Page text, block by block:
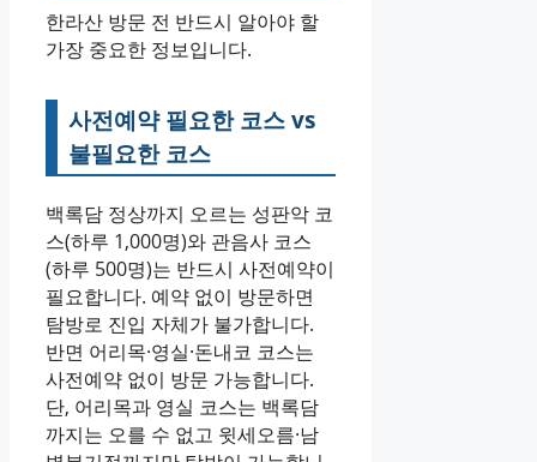
한라산 방문 전 반드시 알아야 할
가장 중요한 정보입니다.
사전예약 필요한 코스 vs
불필요한 코스
백록담 정상까지 오르는 성판악 코
스(하루 1,000명)와 관음사 코스
(하루 500명)는 반드시 사전예약이
필요합니다. 예약 없이 방문하면
탐방로 진입 자체가 불가합니다.
반면 어리목·영실·돈내코 코스는
사전예약 없이 방문 가능합니다.
단, 어리목과 영실 코스는 백록담
까지는 오를 수 없고 윗세오름·남